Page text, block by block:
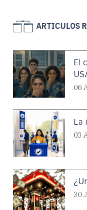
ARTICULOS
El
06
La
03
30